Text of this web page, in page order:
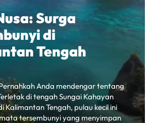
Surga
di
Tengah
Anda mendengar tentang
di tengah Sungai Kahayan
Kalimantan Tengah, pulau kecil ini
tersembunyi yang menyimpan